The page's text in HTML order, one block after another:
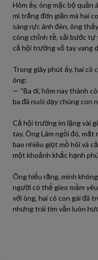
Hôm ấy, ông mặc bộ quần
mi trắng đơn giản mà hai
sáng rực ánh đèn, ông
công chỉnh tề, sải bước tự
cả hội trường vỗ tay vang
Trong giây phút ấy, hai cô
ông:
— “Ba ơi, hôm nay thành
ba đã nuôi dạy chúng con
Cả hội trường im lặng vài
tay. Ông Lâm ngồi đó, mắt
bao nhiêu giọt mồ hôi và
một khoảnh khắc hạnh
Ông hiểu rằng, mình
người có thể gieo mầm
với ông, hai cô con gái đã
nhưng trái tim vẫn luôn